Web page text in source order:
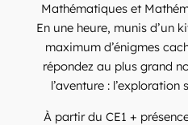
Mathématiques et
En une heure, munis d’un
maximum d’énigmes
répondez au plus grand
l’aventure : l’exploration
À partir du CE1 +